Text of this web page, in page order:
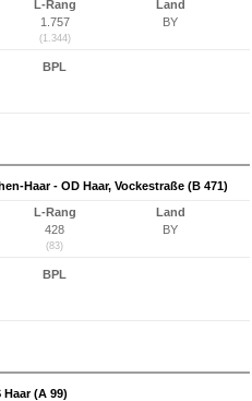
L-Rang
1.757
(1.344)
Land
BY
BPL
Haar - OD Haar, Vockestraße (B 471)
L-Rang
428
(83)
Land
BY
BPL
Haar (A 99)